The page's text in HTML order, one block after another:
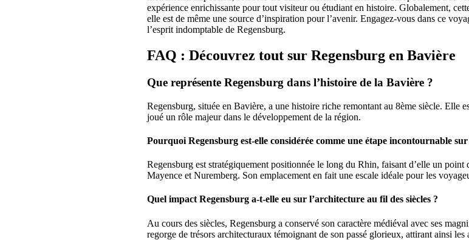
expérience enrichissante pour tout visiteur ou étudiant en histoire. Globalement,
elle est de même une source d’inspiration pour l’avenir. Engagez-vous dans ce
l’esprit indomptable de Regensburg.
FAQ : Découvrez tout sur Regensburg en Bavière
Que représente Regensburg dans l’histoire de la Bavière ?
Regensburg, située en Bavière, a une histoire riche remontant au 8ème siècle. Elle
joué un rôle majeur dans le développement de la région.
Pourquoi Regensburg est-elle considérée comme une étape incontournable
Regensburg est stratégiquement positionnée le long du Rhin, faisant d’elle un point
Mayence et Nuremberg. Son emplacement en fait une escale idéale pour les
Quel impact Regensburg a-t-elle eu sur l’architecture au fil des siècles ?
Au cours des siècles, Regensburg a conservé son caractère médiéval avec ses
regorge de trésors architecturaux témoignant de son passé glorieux, attirant ainsi les